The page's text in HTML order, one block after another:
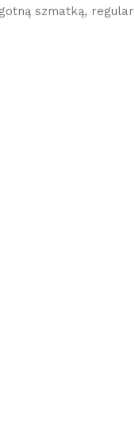
szmatką,